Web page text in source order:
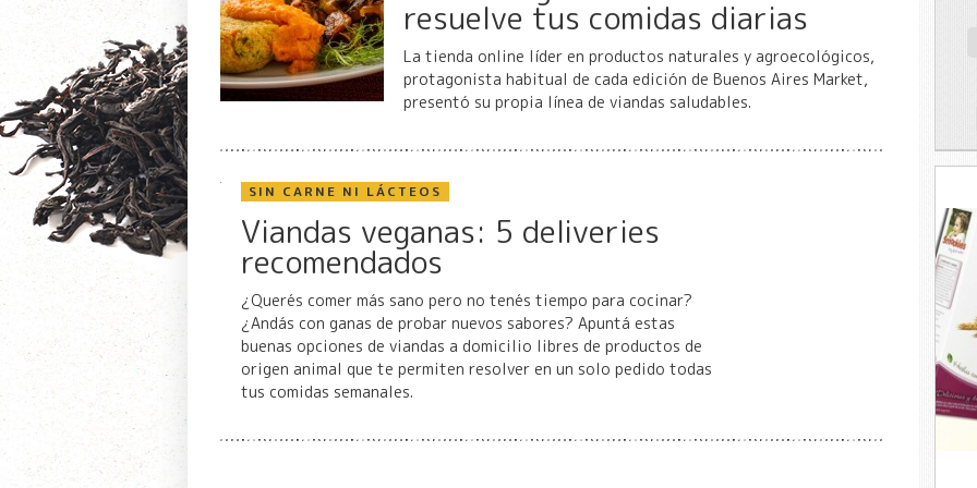
resuelve tus comidas diarias
La tienda online líder en productos naturales y agroecológicos,
protagonista habitual de cada edición de Buenos Aires Market,
presentó su propia línea de viandas saludables.
SIN CARNE NI LÁCTEOS
Viandas veganas: 5 deliveries
recomendados
¿Querés comer más sano pero no tenés tiempo para cocinar?
¿Andás con ganas de probar nuevos sabores? Apuntá estas
buenas opciones de viandas a domicilio libres de productos de
origen animal que te permiten resolver en un solo pedido todas
tus comidas semanales.